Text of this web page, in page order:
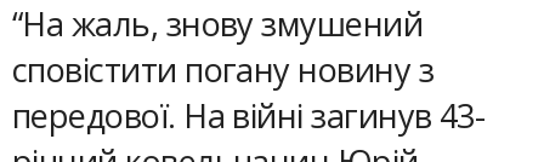
“На жаль, знову змушений
сповістити погану новину з
передової. На війні загинув 43-